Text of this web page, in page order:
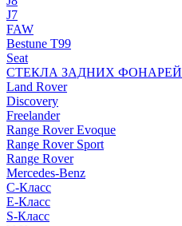
J7
FAW
Bestune T99
Seat
СТЕКЛА ЗАДНИХ ФОНАРЕЙ
Land Rover
Discovery
Freelander
Range Rover Evoque
Range Rover Sport
Range Rover
Mercedes-Benz
C-Класс
E-Класс
S-Класс